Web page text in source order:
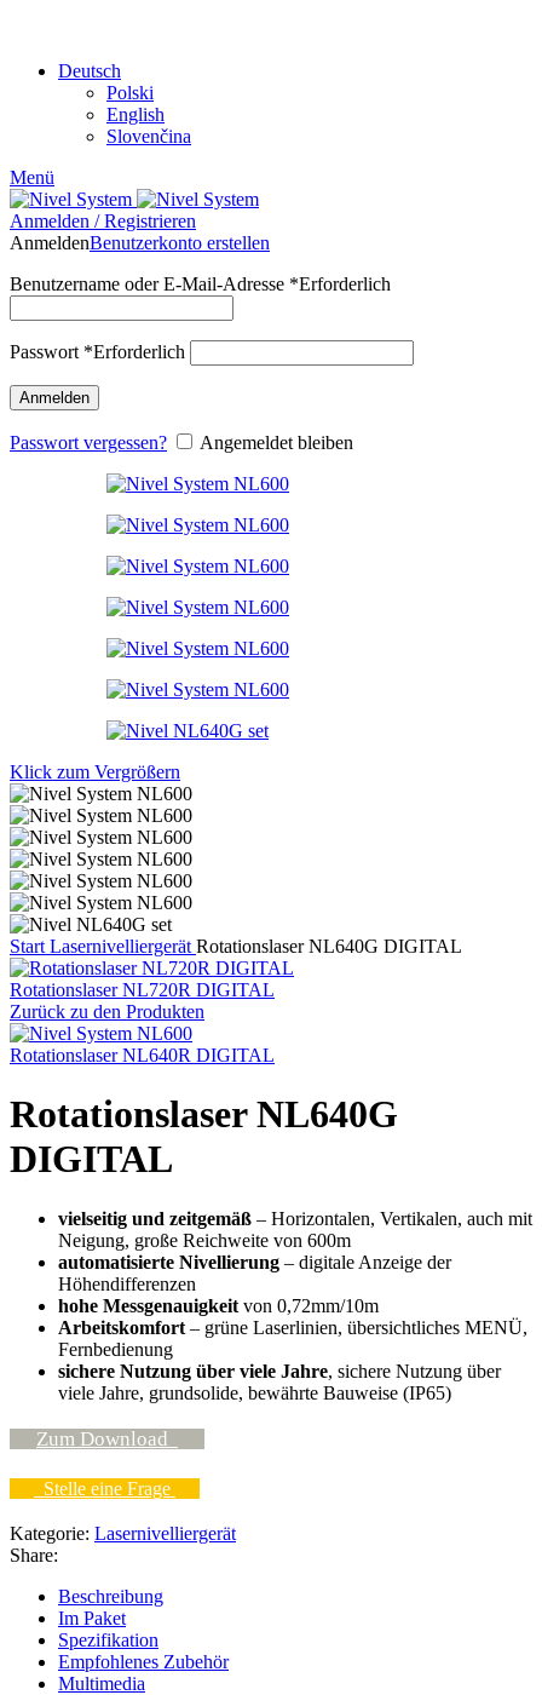
Deutsch
Polski
English
Slovenčina
Menü
Anmelden / Registrieren
AnmeldenBenutzerkonto erstellen
Benutzername oder E-Mail-Adresse *Erforderlich
Passwort *Erforderlich
Anmelden
Passwort vergessen? Angemeldet bleiben
Klick zum Vergrößern
Start Lasernivelliergerät Rotationslaser NL640G DIGITAL
Rotationslaser NL720R DIGITAL
Zurück zu den Produkten
Rotationslaser NL640R DIGITAL
Rotationslaser NL640G
DIGITAL
vielseitig und zeitgemäß – Horizontalen, Vertikalen, auch mit
Neigung, große Reichweite von 600m
automatisierte Nivellierung – digitale Anzeige der
Höhendifferenzen
hohe Messgenauigkeit von 0,72mm/10m
Arbeitskomfort – grüne Laserlinien, übersichtliches MENÜ,
Fernbedienung
sichere Nutzung über viele Jahre, sichere Nutzung über
viele Jahre, grundsolide, bewährte Bauweise (IP65)
Zum Download
Stelle eine Frage
Kategorie: Lasernivelliergerät
Share:
Beschreibung
Im Paket
Spezifikation
Empfohlenes Zubehör
Multimedia